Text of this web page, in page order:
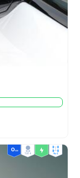
ТОП 4 4wd